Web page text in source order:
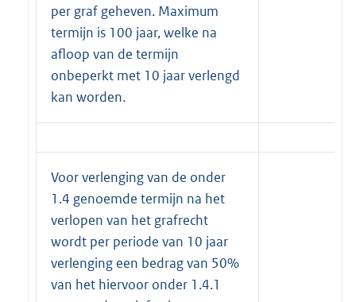
per graf geheven. Maximum
termijn is 100 jaar, welke na
afloop van de termijn
onbeperkt met 10 jaar verlengd
kan worden.
Voor verlenging van de onder
1.4 genoemde termijn na het
verlopen van het grafrecht
wordt per periode van 10 jaar
verlenging een bedrag van 50%
van het hiervoor onder 1.4.1